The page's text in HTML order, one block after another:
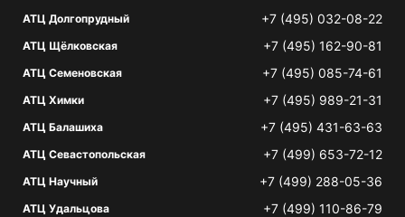
АТЦ Долгопрудный +7 (495) 032-08-22
АТЦ Щёлковская +7 (495) 162-90-81
АТЦ Семеновская +7 (495) 085-74-61
АТЦ Химки +7 (495) 989-21-31
АТЦ Балашиха +7 (495) 431-63-63
АТЦ Севастопольская +7 (499) 653-72-12
АТЦ Научный +7 (499) 288-05-36
АТЦ Удальцова +7 (499) 110-86-79